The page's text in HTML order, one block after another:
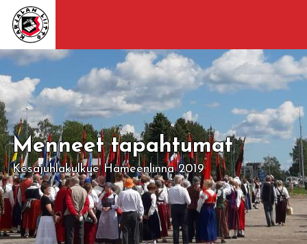
Menneet tapahtumat
Kesäjuhlakulkue Hämeenlinna 2019